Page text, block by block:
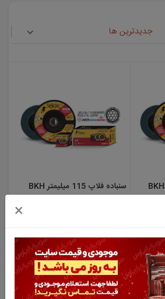
جدیدترین ها
سنباده فلاپ 115 میلیمتر BKH
سنباده فلاپ 115 میلیمتر BKH
×